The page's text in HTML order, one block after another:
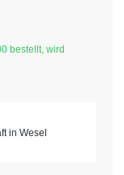
bestellt, wird
in Wesel